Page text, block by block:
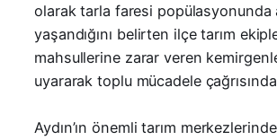
olarak tarla faresi popülasyonunda
yaşandığını belirten ilçe tarım
mahsullerine zarar veren
uyararak toplu mücadele
Aydın’ın önemli tarım